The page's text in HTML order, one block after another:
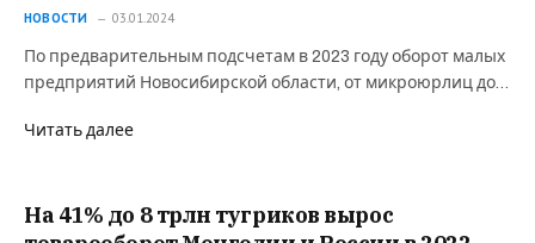
НОВОСТИ 03.01.2024
По предварительным подсчетам в 2023 году оборот малых
предприятий Новосибирской области, от микроюрлиц до…
Читать далее
На 41% до 8 трлн тугриков вырос